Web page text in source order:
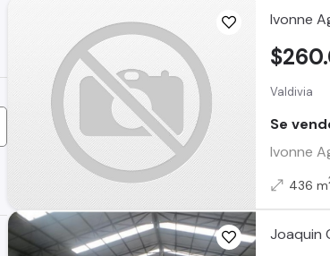
Ivonne
Valdivia
Se
Ivonne
436 m
Joaquin